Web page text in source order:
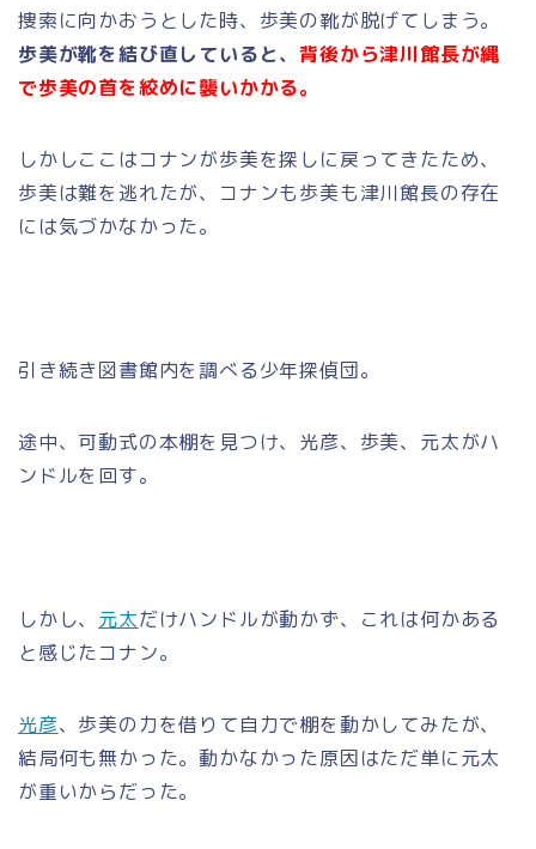
捜索に向かおうとした時、歩美の靴が脱げてしまう。
歩美が靴を結び直していると、背後から津川館長が縄
で歩美の首を絞めに襲いかかる。
しかしここはコナンが歩美を探しに戻ってきたため、
歩美は難を逃れたが、コナンも歩美も津川館長の存在
には気づかなかった。
引き続き図書館内を調べる少年探偵団。
途中、可動式の本棚を見つけ、光彦、歩美、元太がハ
ンドルを回す。
しかし、 元太だけハンドルが動かず、これは何かある
と感じたコナン。
光彦、歩美の力を借りて自力で棚を動かしてみたが、
結局何も無かった。動かなかった原因はただ単に元太
が重いからだった。